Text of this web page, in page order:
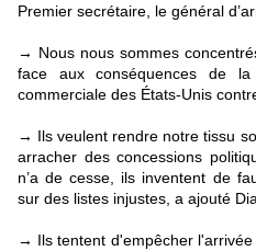
Premier secrétaire, le général
→ Nous nous sommes
face aux conséquences de
commerciale des États-Unis
→ Ils veulent rendre notre tissu
arracher des concessions
n’a de cesse, ils inventent de
sur des listes injustes, a ajouté
→ Ils tentent d'empêcher